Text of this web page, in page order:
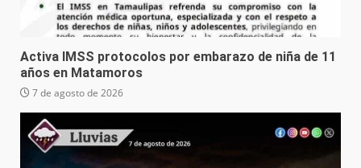
Activa IMSS protocolos por embarazo de niña de 11
años en Matamoros
7 de agosto de 2026